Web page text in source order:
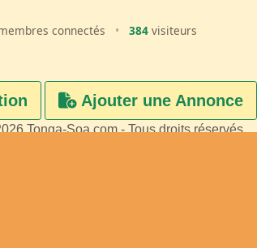
connectés • 384 visiteurs
Ajouter une Annonce
Tonga-Soa.com - Tous droits réservés